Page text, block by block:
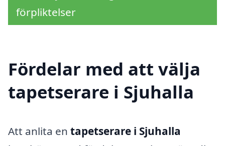
förpliktelser
Fördelar med att välja
tapetserare i Sjuhalla
Att anlita en tapetserare i Sjuhalla